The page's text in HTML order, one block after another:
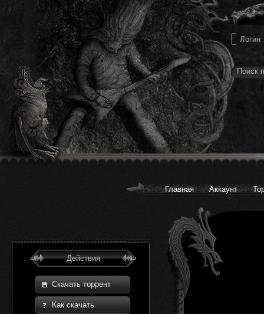
Главная Аккаунт
Действия
Скачать торрент
Как скачать